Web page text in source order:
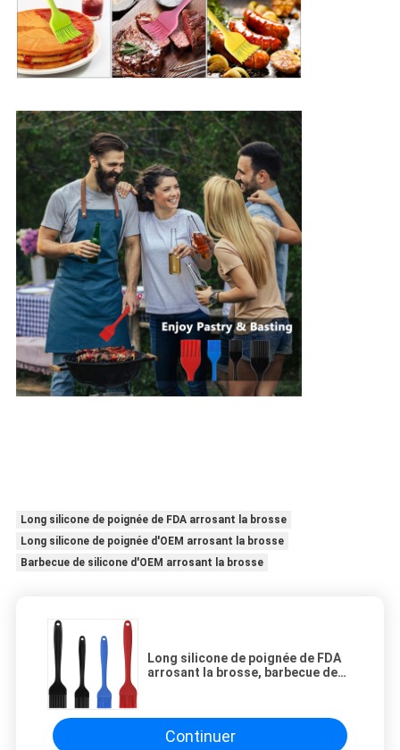
Long silicone de poignée de FDA arrosant la brosse
Long silicone de poignée d'OEM arrosant la brosse
Barbecue de silicone d'OEM arrosant la brosse
Long silicone de poignée de FDA
arrosant la brosse, barbecue de
Continuer